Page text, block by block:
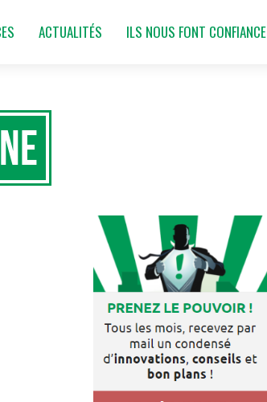
ACTUALITÉS ILS NOUS FONT CONFIANCE